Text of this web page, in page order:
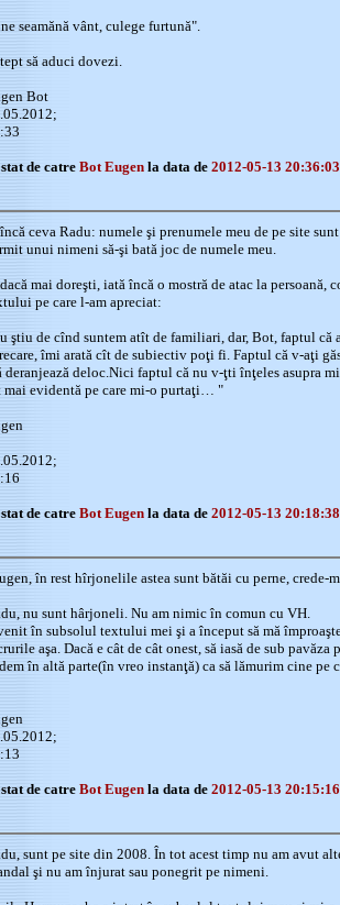
seamănă vânt, culege furtună".
să aduci dovezi.
Bot
de catre Bot Eugen la data de 2012-05-13 20:36:03
ceva Radu: numele şi prenumele meu de pe site
unui nimeni să-şi bată joc de numele meu.
mai doreşti, iată încă o mostră de atac la persoană,
pe care l-am apreciat:
ştiu de cînd suntem atît de familiari, dar, Bot, faptul că
îmi arată cît de subiectiv poţi fi. Faptul că v-aţi
deranjează deloc.Nici faptul că nu v-ţti înţeles asupra
mai evidentă pe care mi-o purtaţi… "
de catre Bot Eugen la data de 2012-05-13 20:18:38
în rest hîrjonelile astea sunt bătăi cu perne, crede-
nu sunt hârjoneli. Nu am nimic în comun cu VH.
în subsolul textului mei şi a început să mă
aşa. Dacă e cât de cât onest, să iasă de sub
în altă parte(în vreo instanţă) ca să lămurim cine pe
de catre Bot Eugen la data de 2012-05-13 20:15:16
sunt pe site din 2008. În tot acest timp nu am avut
şi nu am înjurat sau ponegrit pe nimeni.